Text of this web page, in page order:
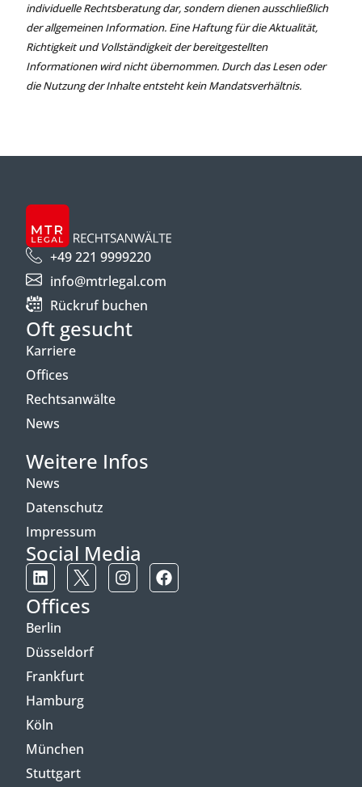
individuelle Rechtsberatung dar, sondern dienen ausschließlich
der allgemeinen Information. Eine Haftung für die Aktualität,
Richtigkeit und Vollständigkeit der bereitgestellten
Informationen wird nicht übernommen. Durch das Lesen oder
die Nutzung der Inhalte entsteht kein Mandatsverhältnis.
+49 221 9999220
info@mtrlegal.com
Rückruf buchen
Oft gesucht
Karriere
Offices
Rechtsanwälte
News
Weitere Infos
News
Datenschutz
Impressum
Social Media
Offices
Berlin
Düsseldorf
Frankfurt
Hamburg
Köln
München
Stuttgart